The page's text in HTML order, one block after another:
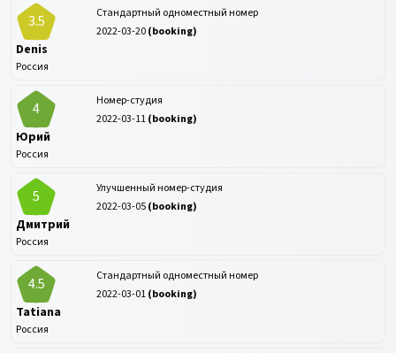
3.5
Denis
Россия
Стандартный одноместный номер
2022-03-20(booking)
4
Юрий
Россия
Номер-студия
2022-03-11(booking)
5
Дмитрий
Россия
Улучшенный номер-студия
2022-03-05(booking)
4.5
Tatiana
Россия
Стандартный одноместный номер
2022-03-01(booking)